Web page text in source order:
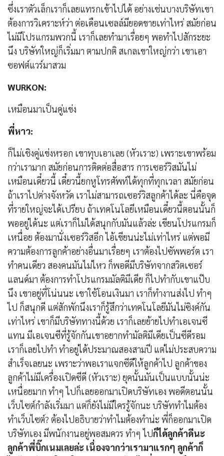
ซึ่งเราตัวเล็กเราก็เลยแทรกเข้าไปได้ อย่างเช่นบางบริษัทเขา
ต้องการวิเคราะห์ว่า ต่อเดือนเซลล์มียอดขายเท่าไหร่ สมัยก่อน
ไม่มีโปรแกรมพวกนี้ เราก็เลยทำมาเรื่อยๆ พอทำไปสักระยะ
นึง บริษัทใหญ่ก็เริ่มมา ตามปกติ สเกลเขาใหญ่กว่า เขาเอา
ซอฟต์แวร์มาสวม
WURKON:
เหมือนมาเป็นคู่แข่ง
พี่หาว:
ก็ไม่เชิงคู่แข่งหรอก เขาทุบเอาเลย (หัวเราะ) เพราะเขาพร้อม
กว่าเรามาก สมัยก่อนการติดต่อสื่อสาร การเซอร์วิสมันไม่
เหมือนเดี๋ยวนี้ เดี๋ยวนี้ยกหูโทรศัพท์ได้ทุกที่ทุกเวลา สมัยก่อน
ถ้าเราไปต่างจังหวัด เราไม่สามารถเซอร์วิสลูกค้าได้ละ นี่คือจุด
ที่รายใหญ่จะได้เปรียบ ถ้าเทคโนโลยีเหมือนเดี๋ยวนี้ตอนนั้นก็
พออยู่ได้นะ แต่เราก็ไม่ได้สนุกกับมันแล้วล่ะ เขียนโปรแกรมก็
เหนื่อย ต้องมานั่งเซอร์วิสอีก ไอ้เขียนน่ะไม่เท่าไหร่ แต่พอมี
ความต้องการลูกค้าอย่างอื่นมาเรื่อยๆ เราต้องไปซัพพอร์ต เรา
ทำคนเดียว สองคนมันไม่ไหว ก็พอดีมีบริษัทจากสวิตเซอร์
แลนด์มา ต้องการทำโปรแกรมมัลติมีเดีย ก็ไปทำกับเขาแป๊บ
นึง เขาอยู่ที่โน่นนะ เขาใช้โอนเงินมา เราก็ทำงานส่งไป ทำๆ
ไป ก็สนุกดี แต่สักพักนึงเราก็รู้สึกว่าเทคโนโลยีมันไม่ซิงค์กัน
เท่าไหร่ เขาก็มีบริษัททางนี้ด้วย เราก็เลยย้ายไปทำเอเจนซี
แทน มีเอเจนซีที่รู้จักกันเขาอยากทำมัลติมีเดียเป็นซีดีรอม
เราก็เลยไปทำ ทำอยู่ได้ประมาณสองสามปี แต่ไม่ประสบความ
สำเร็จเลยนะ เพราะว่าพอเราแจกซีดีให้ลูกค้าไป ลูกค้าของ
ลูกค้าไม่มีเครื่องเปิดซีดี (หัวเราะ) ยุคนั้นมันเป็นแบบนั้นน่ะ
เหนื่อยมาก ทำๆ ไปก็เลยออกมาเปิดบริษัทเอง พอดีตอนนั้น
เว็บไซต์กำลังเริ่มมา แต่ก็ยังไม่มีใครรู้จักนะ บริษัททำไมต้อง
ทำเว็บไซต์? ต้องไปอธิบายว่าทำไมต้องทำน่ะ พี่ก็ออกมาเปิด
บริษัทเอง มีพนักงานอยู่พอสมควร ทำๆ ไปก็ได้ลูกค้าดีนะ
ลูกค้าพี่บิ๊กเนมเลยล่ะ เนื่องจากว่าเรามาแรกๆ ลูกค้าก็